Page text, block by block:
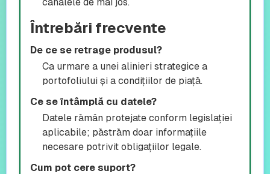
Întrebări frecvente
De ce se retrage produsul?
Ca urmare a unei alinieri strategice a
portofoliului și a condițiilor de piață.
Ce se întâmplă cu datele?
Datele rămân protejate conform legislației
aplicabile; păstrăm doar informațiile
necesare potrivit obligațiilor legale.
Cum pot cere suport?